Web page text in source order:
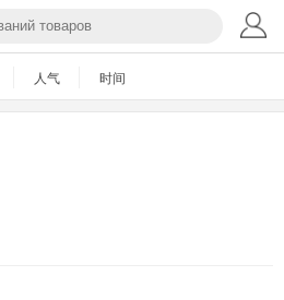
人气 时间